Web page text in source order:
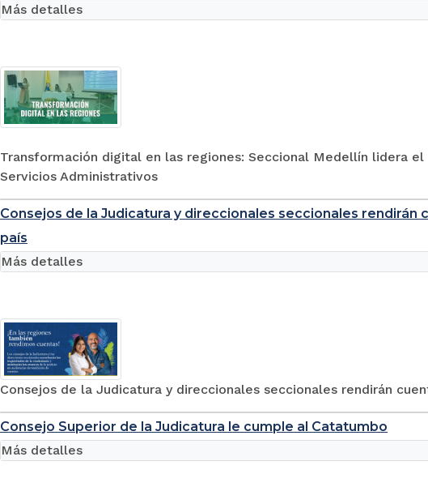
Transformación digital en las regiones: Seccional Medellín lidera
Servicios Administrativos
Más detalles
Consejos de la Judicatura y direccionales seccionales rendirán
país
Consejos de la Judicatura y direccionales seccionales rendirán
Más detalles
Consejo Superior de la Judicatura le cumple al Catatumbo
Más detalles